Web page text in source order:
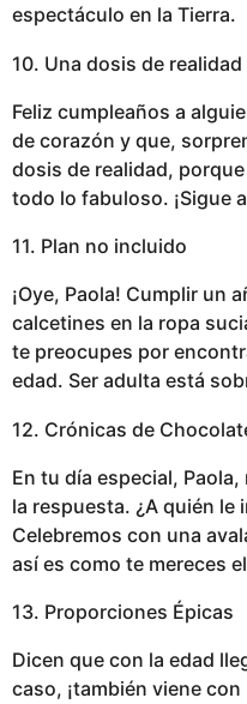
espectáculo en la Tierra.
10. Una dosis de realidad
Feliz cumpleaños a
de corazón y que,
dosis de realidad,
todo lo fabuloso. ¡Sigue
11. Plan no incluido
¡Oye, Paola! Cumplir un
calcetines en la ropa
te preocupes por
edad. Ser adulta está
12. Crónicas de
En tu día especial,
la respuesta. ¿A quién
Celebremos con una
así es como te mereces
13. Proporciones Épicas
Dicen que con la edad
caso, ¡también viene